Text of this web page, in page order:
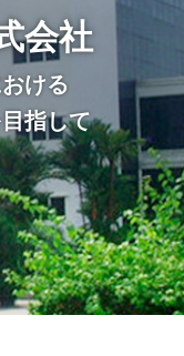
会社
ける
指して